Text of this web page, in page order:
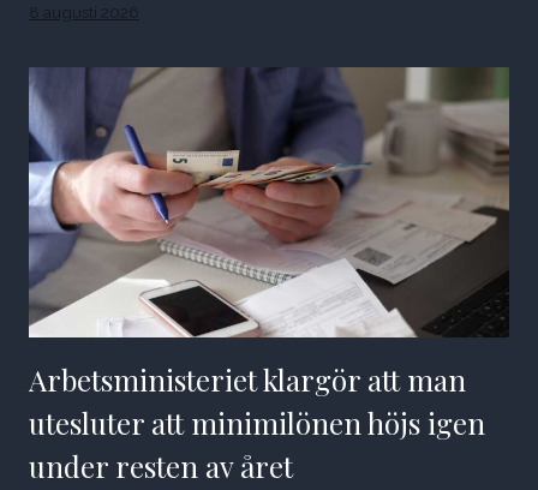
8 augusti 2026
Arbetsministeriet klargör att man
utesluter att minimilönen höjs igen
under resten av året